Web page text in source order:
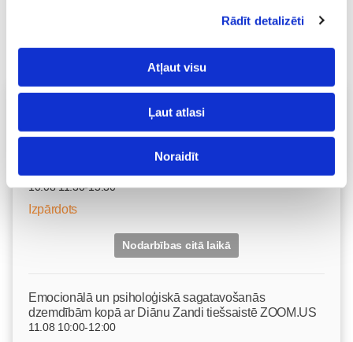
Rādīt detalizēti
Atļaut visu
Ļaut atlasi
Noraidīt
Grūtnieču masāža, pēcdzemdību masāža, ķermeņa
Ķermeņa masāža
10.08 11:30-15:30
Izpārdots
Nodarbības citā laikā
Emocionālā un psiholoģiskā sagatavošanās
dzemdībām kopā ar Diānu Zandi tiešsaistē ZOOM.US
11.08 10:00-12:00